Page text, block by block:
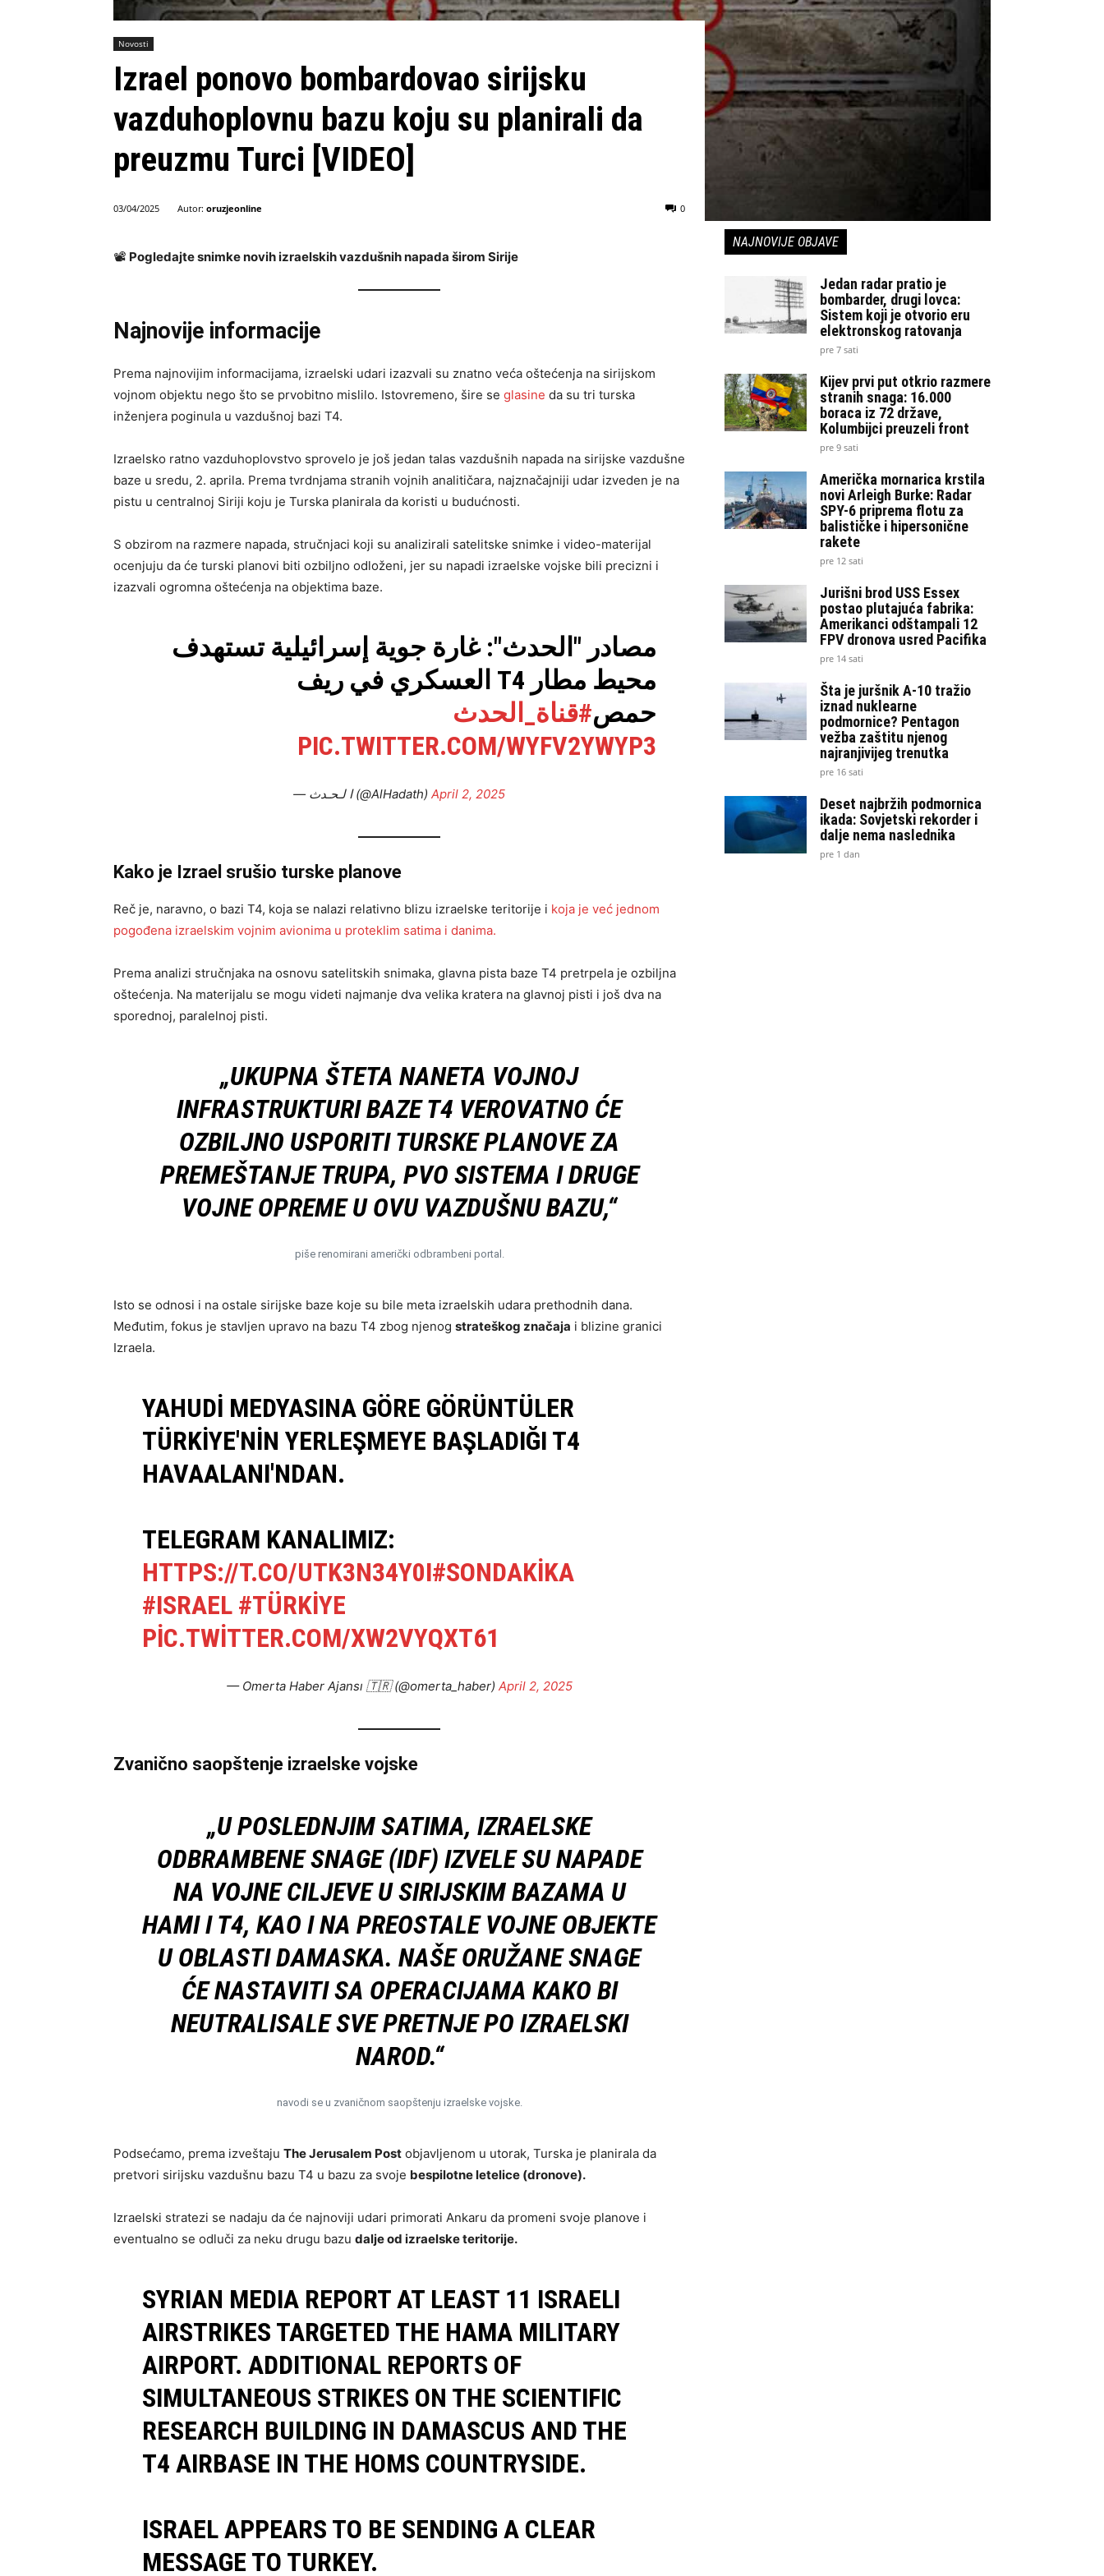
Novosti
Izrael ponovo bombardovao sirijsku
vazduhoplovnu bazu koju su planirali da
preuzmu Turci [VIDEO]
03/04/2025 Autor: oruzjeonline 0
📽️ Pogledajte snimke novih izraelskih vazdušnih napada širom Sirije
Najnovije informacije
Prema najnovijim informacijama, izraelski udari izazvali su znatno veća oštećenja na sirijskom
vojnom objektu nego što se prvobitno mislilo. Istovremeno, šire se glasine da su tri turska
inženjera poginula u vazdušnoj bazi T4.
Izraelsko ratno vazduhoplovstvo sprovelo je još jedan talas vazdušnih napada na sirijske vazdušne
baze u sredu, 2. aprila. Prema tvrdnjama stranih vojnih analitičara, najznačajniji udar izveden je na
pistu u centralnoj Siriji koju je Turska planirala da koristi u budućnosti.
S obzirom na razmere napada, stručnjaci koji su analizirali satelitske snimke i video-materijal
ocenjuju da će turski planovi biti ozbiljno odloženi, jer su napadi izraelske vojske bili precizni i
izazvali ogromna oštećenja na objektima baze.
مصادر "الحدث": غارة جوية إسرائيلية تستهدف
محيط مطار T4 العسكري في ريف
حمص#قناة_الحدث
PIC.TWITTER.COM/WYFV2YWYP3
— ا لـحـدث (@AlHadath) April 2, 2025
Kako je Izrael srušio turske planove
Reč je, naravno, o bazi T4, koja se nalazi relativno blizu izraelske teritorije i koja je već jednom
pogođena izraelskim vojnim avionima u proteklim satima i danima.
Prema analizi stručnjaka na osnovu satelitskih snimaka, glavna pista baze T4 pretrpela je ozbiljna
oštećenja. Na materijalu se mogu videti najmanje dva velika kratera na glavnoj pisti i još dva na
sporednoj, paralelnoj pisti.
„UKUPNA ŠTETA NANETA VOJNOJ
INFRASTRUKTURI BAZE T4 VEROVATNO ĆE
OZBILJNO USPORITI TURSKE PLANOVE ZA
PREMEŠTANJE TRUPA, PVO SISTEMA I DRUGE
VOJNE OPREME U OVU VAZDUŠNU BAZU,“
piše renomirani američki odbrambeni portal.
Isto se odnosi i na ostale sirijske baze koje su bile meta izraelskih udara prethodnih dana.
Međutim, fokus je stavljen upravo na bazu T4 zbog njenog strateškog značaja i blizine granici
Izraela.
YAHUDI MEDYASINA GÖRE GÖRÜNTÜLER
TÜRKIYE'NIN YERLEŞMEYE BAŞLADIĞI T4
HAVAALANI'NDAN.
TELEGRAM KANALIMIZ:
HTTPS://T.CO/UTK3N34Y0I#SONDAKIKA
#ISRAEL #TÜRKIYE
PIC.TWITTER.COM/XW2VYQXT61
— Omerta Haber Ajansı 🇹🇷 (@omerta_haber) April 2, 2025
Zvanično saopštenje izraelske vojske
„U POSLEDNJIM SATIMA, IZRAELSKE
ODBRAMBENE SNAGE (IDF) IZVELE SU NAPADE
NA VOJNE CILJEVE U SIRIJSKIM BAZAMA U
HAMI I T4, KAO I NA PREOSTALE VOJNE OBJEKTE
U OBLASTI DAMASKA. NAŠE ORUŽANE SNAGE
ĆE NASTAVITI SA OPERACIJAMA KAKO BI
NEUTRALISALE SVE PRETNJE PO IZRAELSKI
NAROD.“
navodi se u zvaničnom saopštenju izraelske vojske.
Podsećamo, prema izveštaju The Jerusalem Post objavljenom u utorak, Turska je planirala da
pretvori sirijsku vazdušnu bazu T4 u bazu za svoje bespilotne letelice (dronove).
Izraelski stratezi se nadaju da će najnoviji udari primorati Ankaru da promeni svoje planove i
eventualno se odluči za neku drugu bazu dalje od izraelske teritorije.
SYRIAN MEDIA REPORT AT LEAST 11 ISRAELI
AIRSTRIKES TARGETED THE HAMA MILITARY
AIRPORT. ADDITIONAL REPORTS OF
SIMULTANEOUS STRIKES ON THE SCIENTIFIC
RESEARCH BUILDING IN DAMASCUS AND THE
T4 AIRBASE IN THE HOMS COUNTRYSIDE.
ISRAEL APPEARS TO BE SENDING A CLEAR
MESSAGE TO TURKEY.
NAJNOVIJE OBJAVE
Jedan radar pratio je
bombarder, drugi lovca:
Sistem koji je otvorio eru
elektronskog ratovanja
pre 7 sati
Kijev prvi put otkrio razmere
stranih snaga: 16.000
boraca iz 72 države,
Kolumbijci preuzeli front
pre 9 sati
Američka mornarica krstila
novi Arleigh Burke: Radar
SPY-6 priprema flotu za
balističke i hipersonične
rakete
pre 12 sati
Jurišni brod USS Essex
postao plutajuća fabrika:
Amerikanci odštampali 12
FPV dronova usred Pacifika
pre 14 sati
Šta je juršnik A-10 tražio
iznad nuklearne
podmornice? Pentagon
vežba zaštitu njenog
najranjivijeg trenutka
pre 16 sati
Deset najbržih podmornica
ikada: Sovjetski rekorder i
dalje nema naslednika
pre 1 dan